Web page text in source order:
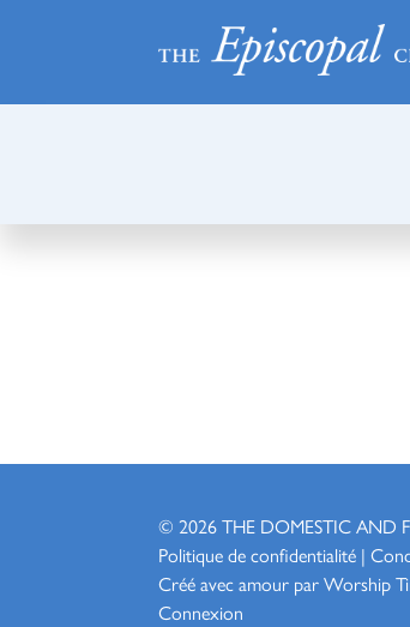
© 2026THE DOMESTIC AND
Politique de confidentialité |
Créé avec amour par Worship
Connexion